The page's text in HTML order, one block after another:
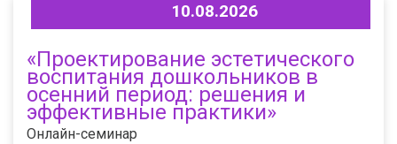
10.08.2026
«Проектирование эстетического
воспитания дошкольников в
осенний период: решения и
эффективные практики»
Онлайн-семинар